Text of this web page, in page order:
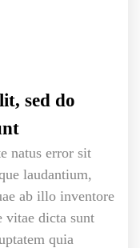
sed do
natus error sit
laudantium,
ab illo inventore
vitae dicta sunt
quia